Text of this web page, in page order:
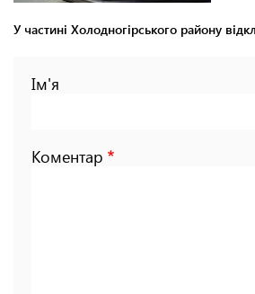
У частині Холодногірського району
Ім'я
Коментар